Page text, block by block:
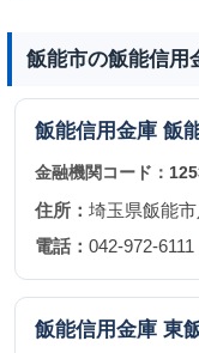
飯能市の飯能信用
飯能信用金庫 飯
金融機関コード：
住所： 埼玉県飯能
電話： 042-972-6111
飯能信用金庫 東